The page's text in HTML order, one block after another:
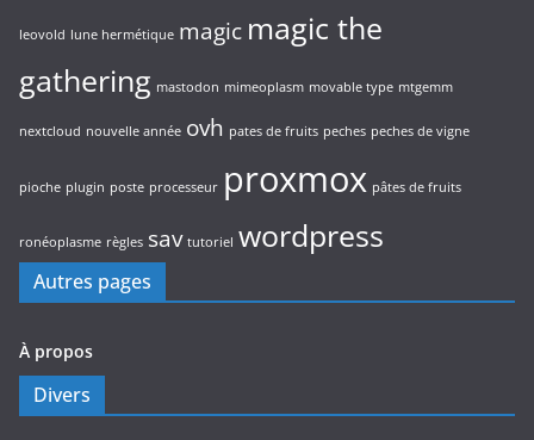
leovold lune hermétique magic magic the
gathering mastodon mimeoplasm movable type mtgemm
nextcloud nouvelle année ovh pates de fruits peches peches de vigne
pioche plugin poste processeur proxmox pâtes de fruits
ronéoplasme règles sav tutoriel wordpress
Autres pages
À propos
Divers